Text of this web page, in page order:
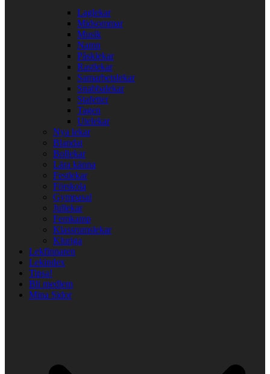
Laglekar
Midsommar
Musik
Namn
Påsklekar
Rastlekar
Samarbetslekar
Snabbalekar
Stafetter
Tagen
Utelekar
Nya lekar
Blandat
Bollekar
Lära känna
Festlekar
Förskola
Gympasal
Jullekar
Femkamp
Klassrumslekar
Kluriga
Lekfinnaren
Lekindex
Tipsa!
Bli medlem
Mina Sidor